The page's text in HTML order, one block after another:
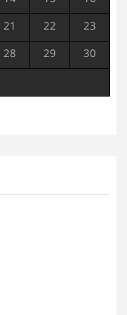
21 22 23
28 29 30